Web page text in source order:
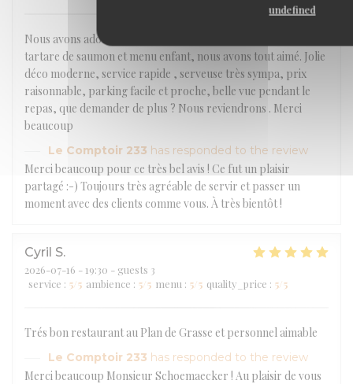
undefined
Nous avons adoré ! Raviolis à la daube, carpaccio de bœuf,
tartare de saumon et menu enfant, nous avons tout aimé. Jolie
déco moderne, service rapide , serveuse très sympa, prix
raisonnable, parking facile et proche, belle vue pendant le
repas, que demander de plus ? Nous reviendrons . Merci
beaucoup
Le Comptoir 233 has responded to the review
Merci beaucoup pour ce très bel avis ! Ce fut un plaisir
partagé :-) Toujours très agréable de servir et passer un
moment avec des clients comme vous. À très bientôt !
Cyril S
2026-07-16 - 19:30 - guests 3
service : 5/5 ambience : 5/5 menu : 5/5 quality_price : 5/5
Trés bon restaurant au Plan de Grasse et personnel aimable
Le Comptoir 233 has responded to the review
Merci beaucoup Monsieur Schoemaecker ! Au plaisir de vous